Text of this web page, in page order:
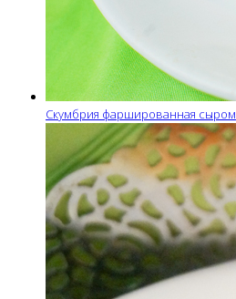
Скумбрия фаршированная сыром